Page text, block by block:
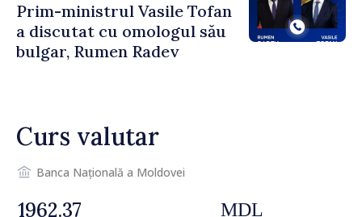
Prim-ministrul Vasile Tofan
a discutat cu omologul său
bulgar, Rumen Radev
Curs valutar
Banca Națională a Moldovei
MDL